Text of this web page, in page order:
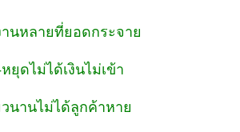
านหลายที่ยอดกระจาย
ยุดไม่ได้เงินไม่เข้า
วนานไม่ได้ลูกค้าหาย